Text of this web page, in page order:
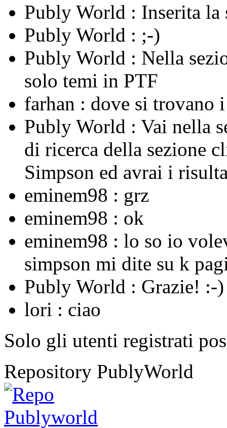
Publy World : Inserita
Publy World : ;-)
Publy World : Nella
solo temi in PTF
farhan : dove si trovano
Publy World : Vai nella
di ricerca della sezione
Simpson ed avrai i
eminem98 : grz
eminem98 : ok
eminem98 : lo so io
simpson mi dite su k
Publy World : Grazie! :-)
lori : ciao
Solo gli utenti registrati
Repository PublyWorld